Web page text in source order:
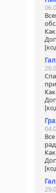
получения
нам в
или